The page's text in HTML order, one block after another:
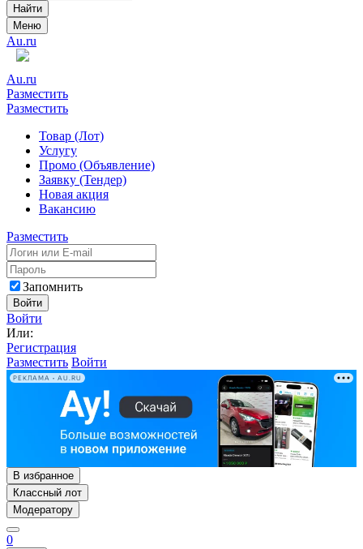
Найти
Меню
Au.ru
Au.ru
Разместить
Разместить
Товар (Лот)
Услугу
Промо (Объявление)
Заявку (Тендер)
Новая акция
Вакансию
Разместить
Запомнить
Войти
Войти
Или:
Регистрация
Разместить Войти
РЕКЛАМА • AU.RU
В избранное
Классный лот
Модератору
0